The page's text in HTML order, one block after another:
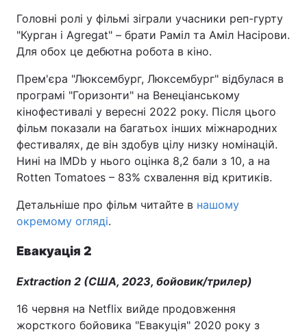
Головні ролі у фільмі зіграли учасники реп-гурту
"Курган і Agregat" – брати Раміл та Аміл Насірови.
Для обох це дебютна робота в кіно.
Прем'єра "Люксембург, Люксембург" відбулася в
програмі "Горизонти" на Венеціанському
кінофестивалі у вересні 2022 року. Після цього
фільм показали на багатьох інших міжнародних
фестивалях, де він здобув цілу низку номінацій.
Нині на IMDb у нього оцінка 8,2 бали з 10, а на
Rotten Tomatoes – 83% схвалення від критиків.
Детальніше про фільм читайте в нашому
окремому огляді.
Евакуація 2
Extraction 2 (США, 2023, бойовик/трилер)
16 червня на Netflix вийде продовження
жорсткого бойовика "Евакуція" 2020 року з